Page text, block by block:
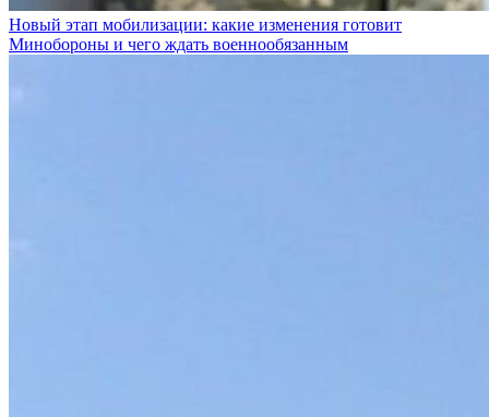
Новый этап мобилизации: какие изменения готовит
Минобороны и чего ждать военнообязанным